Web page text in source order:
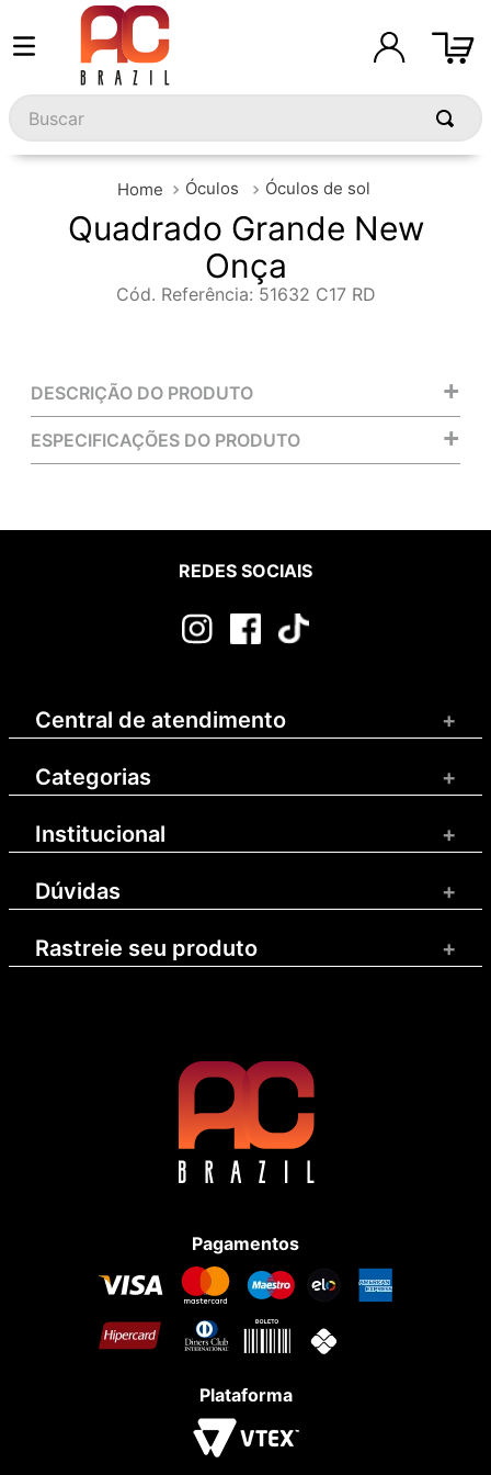
Buscar
Óculos Óculos de sol
Quadrado Grande New
Onça
Cód. Referência: 51632 C17 RD
DESCRIÇÃO DO PRODUTO +
ESPECIFICAÇÕES DO PRODUTO +
REDES SOCIAIS
Central de atendimento +
Categorias +
Institucional +
Dúvidas +
Rastreie seu produto +
Pagamentos
Plataforma